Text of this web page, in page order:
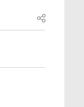
Open share